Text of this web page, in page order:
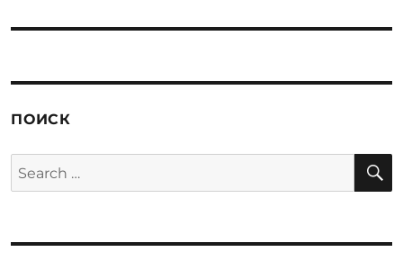
ПОИСК
Search
for: